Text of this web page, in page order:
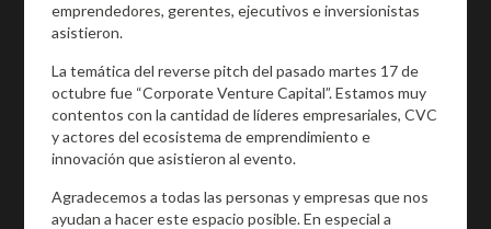
emprendedores, gerentes, ejecutivos e inversionistas
asistieron.
La temática del reverse pitch del pasado martes 17 de
octubre fue “Corporate Venture Capital”. Estamos muy
contentos con la cantidad de líderes empresariales, CVC
y actores del ecosistema de emprendimiento e
innovación que asistieron al evento.
Agradecemos a todas las personas y empresas que nos
ayudan a hacer este espacio posible. En especial a